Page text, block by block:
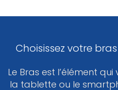
Choisissez votre
Le Bras est l’élément
la tablette ou le